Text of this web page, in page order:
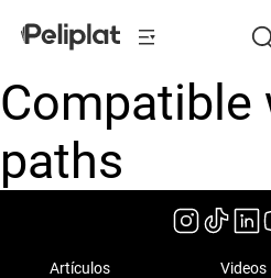
Compatible
paths
Artículos Videos